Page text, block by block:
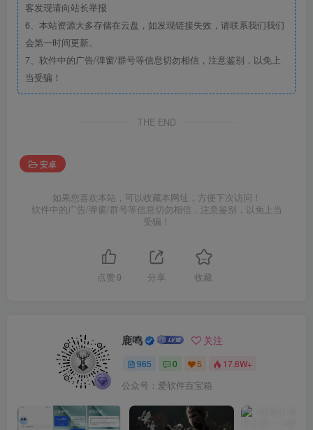
客发现请向站长举报
6、本站资源大多存储在云盘，如发现链接失效，请联系我们我们
会第一时间更新。
7、软件中的广告/弹窗/群号等信息切勿相信，注意鉴别，以免上
当受骗！
THE END
安卓
如果您喜欢本站，可以收藏本网址，方便下次访问！
软件中的广告/弹窗/群号等信息切勿相信，注意鉴别，以免上当
受骗！
点赞 9 分享 收藏
鹿鸣 关注
965 0 5 17.6W+
公众号：爱软件百宝箱